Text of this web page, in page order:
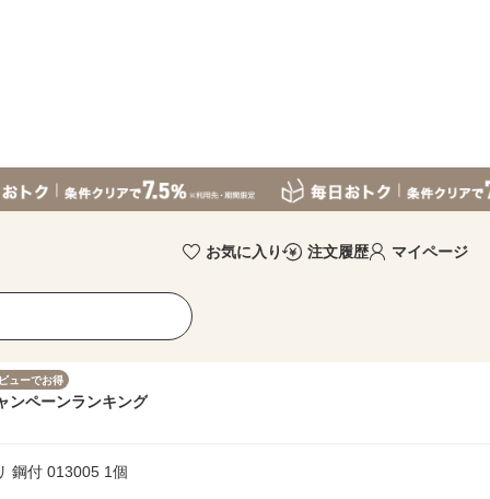
お気に入り 注文履歴 マイページ
ューでお得
ンペーンランキング
鋼付 013005 1個